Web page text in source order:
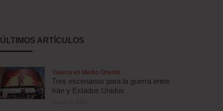
ÚLTIMOS ARTÍCULOS
Guerra en Medio Oriente
Tres escenarios para la guerra entre
Irán y Estados Unidos